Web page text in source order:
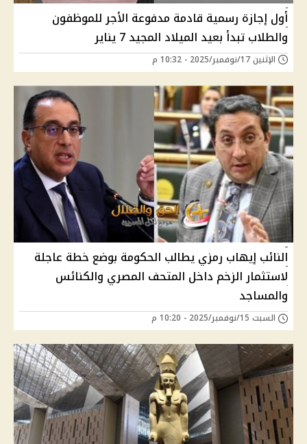
أول إجازة رسمية قادمة مدفوعة الأجر للموظفون
والطلاب تبدأ بعيد الميلاد المجيد 7 يناير
الإثنين 17/نوفمبر/2025 - 10:32 م
النائب إيهاب رمزي يطالب الحكومة بوضع خطة عاجلة
لاستثمار الزخم داخل المتحف المصري والكنائس
والمساجد
السبت 15/نوفمبر/2025 - 10:20 م